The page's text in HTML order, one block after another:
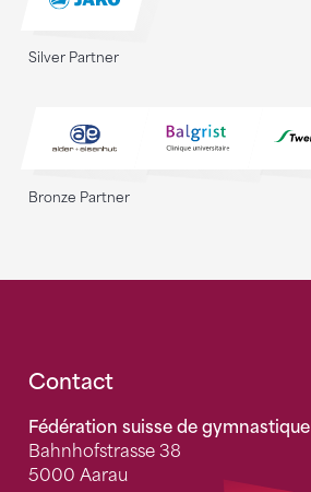
Silver Partner
Bronze Partner
Fusszeile
Contact
Fédération suisse de gymnastique
Bahnhofstrasse 38
5000 Aarau